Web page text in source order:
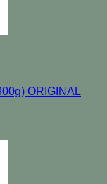
ORIGINAL